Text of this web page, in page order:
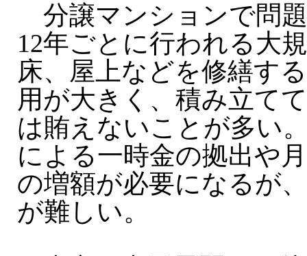
分譲マンションで問
12年ごとに行われる大
床、屋上などを修繕す
用が大きく、積み立て
は賄えないことが多い
による一時金の拠出や
の増額が必要になるが
が難しい。